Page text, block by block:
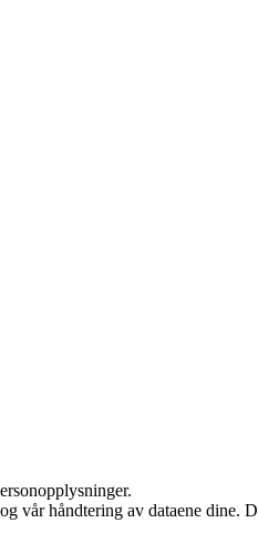
vår håndtering av dataene dine.